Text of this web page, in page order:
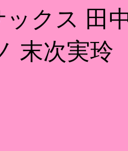
クス 田
末次実玲